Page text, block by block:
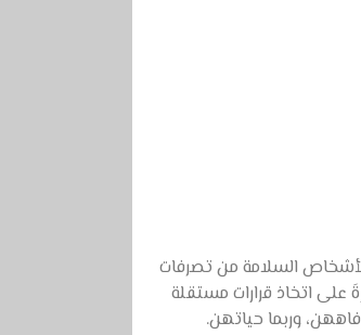
السلامة من تصرفات
على اتخاذ قرارات مستقلة
وربما حياتهن.